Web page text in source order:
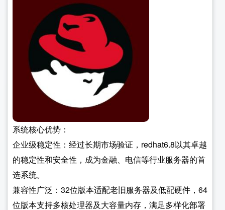
系统核心优势：
企业级稳定性：经过长期市场验证，redhat6.8以其卓越
的稳定性和安全性，成为金融、电信等行业服务器的首
选系统。
兼容性广泛：32位版本适配老旧服务器及低配硬件，64
位版本支持多核处理器及大容量内存，满足多样化部署